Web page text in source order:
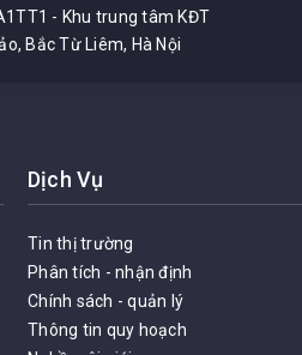
- Khu trung tâm KĐT
Bắc Từ Liêm, Hà Nội
Dịch Vụ
Tin thị trường
Phân tích - nhận định
Chính sách - quản lý
Thông tin quy hoạch